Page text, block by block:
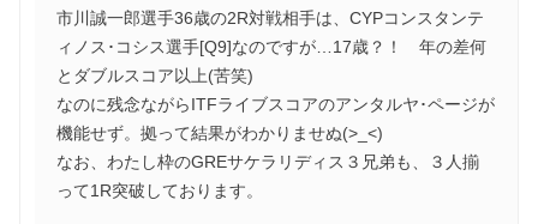
市川誠一郎選手36歳の2R対戦相手は、CYPコンスタンテ
ィノス･コシス選手[Q9]なのですが…17歳？！ 年の差何
とダブルスコア以上(苦笑)
なのに残念ながらITFライブスコアのアンタルヤ･ページが
機能せず。拠って結果がわかりませぬ(>_<)
なお、わたし枠のGREサケラリディス３兄弟も、３人揃
って1R突破しております。